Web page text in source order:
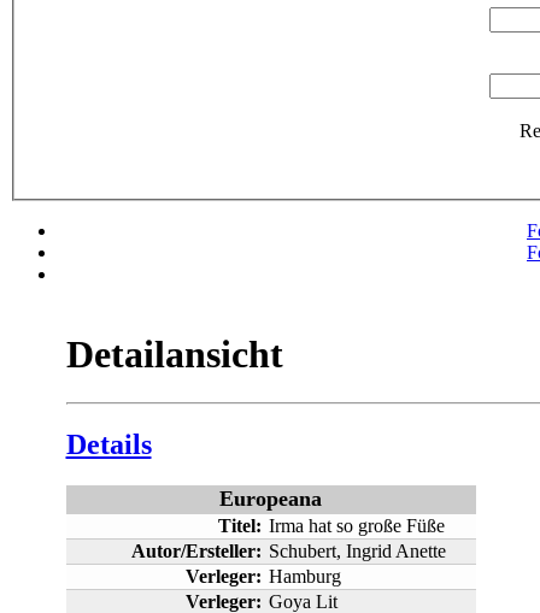
Detailansicht
Details
Europeana
Titel: Irma hat so große Füße
Autor/Ersteller: Schubert, Ingrid Anette
Verleger: Hamburg
Verleger: Goya Lit